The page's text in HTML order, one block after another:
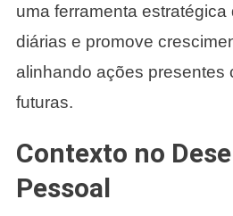
uma ferramenta
diárias e promove
alinhando ações presentes
futuras.
Contexto no
Pessoal